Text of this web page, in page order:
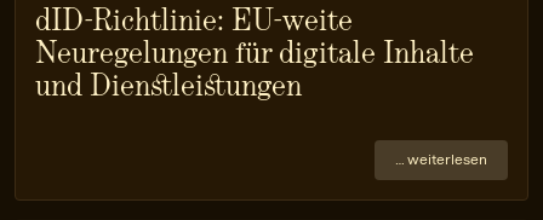
dID-Richtlinie: EU-weite
Neuregelungen für digitale Inhalte
und Dienstleistungen
… weiterlesen